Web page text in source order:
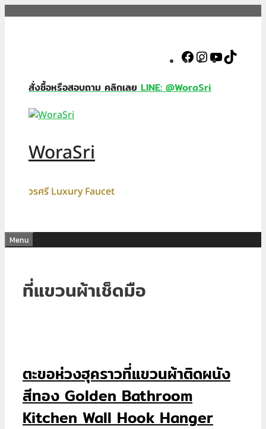
Facebook
Instagram
YouTube
สั่งซื้อหรือสอบถาม คลิกเลยLINE: @WoraSri
WoraSri
วรศรี Luxury Faucet
Menu
ที่แขวนผ้าเช็ดมือ
ตะขอห่วงฮุคราวที่แขวนผ้าติดผนัง
สีทอง Golden Bathroom
Kitchen Wall Hook Hanger